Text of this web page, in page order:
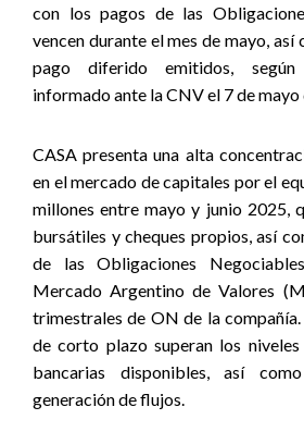
con los pagos de las
vencen durante el mes de mayo, así
pago diferido emitidos, según
informado ante la CNV el 7 de mayo
CASA presenta una alta
en el mercado de capitales por el
millones entre mayo y junio 2025,
bursátiles y cheques propios, así
de las Obligaciones
Mercado Argentino de Valores
trimestrales de ON de la
de corto plazo superan los
bancarias disponibles, así
generación de flujos.